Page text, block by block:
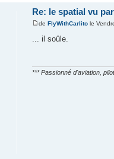
Re: le spatial vu
deFlyWithCarlito le
... il soûle.
*** Passionné d'aviation,